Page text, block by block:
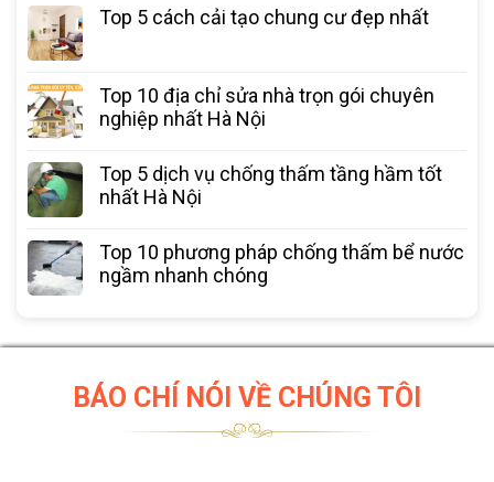
Top 5 cách cải tạo chung cư đẹp nhất
Top 10 địa chỉ sửa nhà trọn gói chuyên
nghiệp nhất Hà Nội
Top 5 dịch vụ chống thấm tầng hầm tốt
nhất Hà Nội
Top 10 phương pháp chống thấm bể nước
ngầm nhanh chóng
BÁO CHÍ NÓI VỀ CHÚNG TÔI